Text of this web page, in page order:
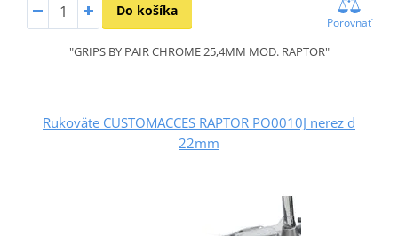
Do košíka
Porovnať
"GRIPS BY PAIR CHROME 25,4MM MOD. RAPTOR"
Rukoväte CUSTOMACCES RAPTOR PO0010J nerez d
22mm